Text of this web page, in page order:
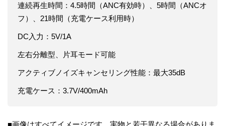
連続再生時間：4.5時間（ANC有効時）、5時間（ANCオ
フ）、21時間（充電ケース利用時）
DC入力：5V/1A
左右分離型、片耳モード可能
アクティブノイズキャンセリング性能：最大35dB
充電ケース：3.7V/400mAh
■画像はすべてイメージです。実物と若干異なる場合がありま